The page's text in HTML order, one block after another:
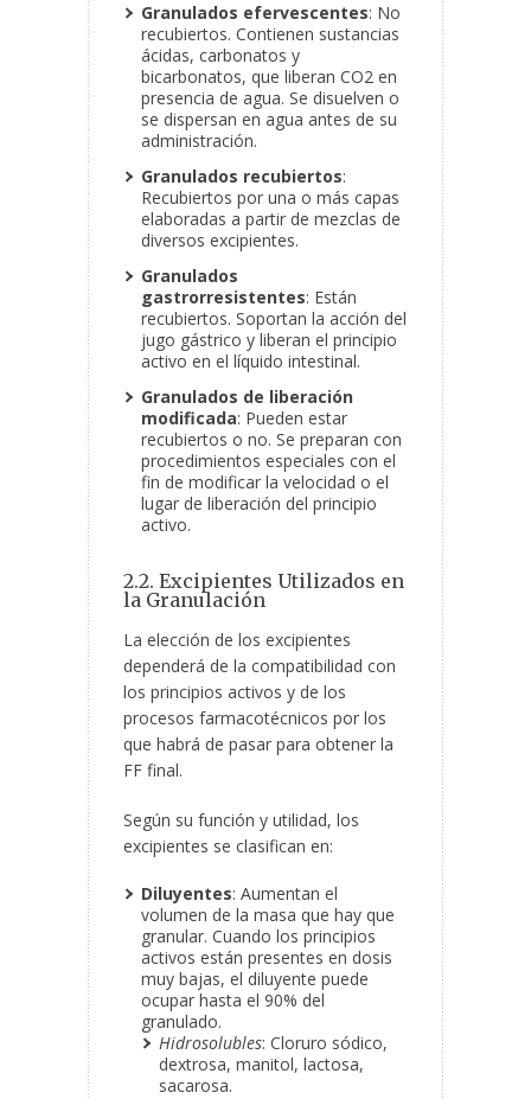
Granulados efervescentes: No
recubiertos. Contienen sustancias
ácidas, carbonatos y
bicarbonatos, que liberan CO2 en
presencia de agua. Se disuelven o
se dispersan en agua antes de su
administración.
Granulados recubiertos:
Recubiertos por una o más capas
elaboradas a partir de mezclas de
diversos excipientes.
Granulados
gastrorresistentes: Están
recubiertos. Soportan la acción del
jugo gástrico y liberan el principio
activo en el líquido intestinal.
Granulados de liberación
modificada: Pueden estar
recubiertos o no. Se preparan con
procedimientos especiales con el
fin de modificar la velocidad o el
lugar de liberación del principio
activo.
2.2. Excipientes Utilizados en
la Granulación
La elección de los excipientes
dependerá de la compatibilidad con
los principios activos y de los
procesos farmacotécnicos por los
que habrá de pasar para obtener la
FF final.
Según su función y utilidad, los
excipientes se clasifican en:
Diluyentes: Aumentan el
volumen de la masa que hay que
granular. Cuando los principios
activos están presentes en dosis
muy bajas, el diluyente puede
ocupar hasta el 90% del
granulado.
Hidrosolubles: Cloruro sódico,
dextrosa, manitol, lactosa,
sacarosa.